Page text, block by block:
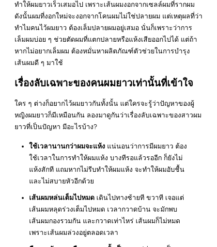
ทำให้ผมยาวเร็วเสมอไป เพราะเส้นผมงอกจากเซลล์ผมที่รากผม
ดังนั้นผมที่งอกใหม่จะงอกจากโคนผมไม่ใช่ปลายผม แต่เหตุผลที่ว่า
ทำไมคนไว้ผมยาว ต้องเล็มปลายผมอยู่เสมอ นั่นก็เพราะว่าการ
เล็มผมบ่อย ๆ ช่วยตัดผมที่แตกปลายหรือแห้งเสียออกไปได้ แต่ถ้า
หากไม่อยากเล็มผม ต้องหมั่นหาผลิตภัณฑ์ตัวช่วยในการบำรุง
เส้นผมดี ๆ มาใช้
เรื่องลับเฉพาะของคนผมยาวเท่านั้นที่เข้าใจ
ใคร ๆ ต่างก็อยากไว้ผมยาวกันทั้งนั้น แต่ใครจะรู้ว่าปัญหาของผู้
หญิงผมยาวก็มีเหมือนกัน ลองมาดูกันว่าเรื่องลับเฉพาะของสาวผม
ยาวที่เป็นปัญหา มีอะไรบ้าง?
ใช้เวลานานกว่าผมจะแห้ง แน่นอนว่าการมีผมยาว ต้อง
ใช้เวลาในการทำให้ผมแห้ง บางทีรอแล้วรออีก ก็ยังไม่
แห้งสักที แถมหากไม่รีบทำให้ผมแห้ง จะทำให้ผมอับชื้น
และไม่สบายหัวอีกด้วย
เส้นผมหล่นเต็มไปหมด เดินไปทางซ้ายที ขวาที เจอแต่
เส้นผมหลุดร่วงเต็มไปหมด เวลากวาดบ้าน จะมักพบ
เส้นผมกองรวมกัน และกวาดเท่าไหร่ เส้นผมก็ไม่หมด
เพราะเส้นผมล่วงอยู่ตลอดเวลา